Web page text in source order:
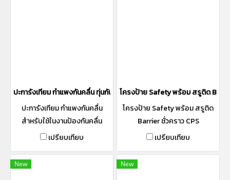
ปะการังเทียม กำแพงกันคลื่น ทุ่นกันคลื่น
ปะการังเทียม กำแพงกันคลื่น
สำหรับใช้ในงานป้องกันคลื่น
เปรียบเทียบ
โครงป้าย Safety พร้อม สรูติด
โครงป้าย Safety พร้อม สรูติด
Barrier ชั่วคราว CPS
เปรียบเทียบ
New New